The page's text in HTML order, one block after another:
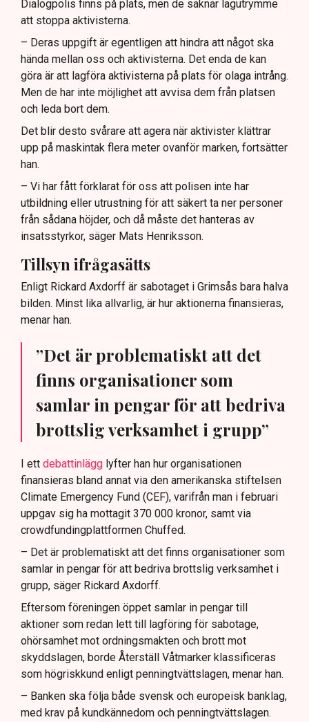
Dialogpolis finns på plats, men de saknar lagutrymme
att stoppa aktivisterna.
– Deras uppgift är egentligen att hindra att något ska
hända mellan oss och aktivisterna. Det enda de kan
göra är att lagföra aktivisterna på plats för olaga intrång.
Men de har inte möjlighet att avvisa dem från platsen
och leda bort dem.
Det blir desto svårare att agera när aktivister klättrar
upp på maskintak flera meter ovanför marken, fortsätter
han.
– Vi har fått förklarat för oss att polisen inte har
utbildning eller utrustning för att säkert ta ner personer
från sådana höjder, och då måste det hanteras av
insatsstyrkor, säger Mats Henriksson.
Tillsyn ifrågasätts
Enligt Rickard Axdorff är sabotaget i Grimsås bara halva
bilden. Minst lika allvarlig, är hur aktionerna finansieras,
menar han.
”Det är problematiskt att det
finns organisationer som
samlar in pengar för att bedriva
brottslig verksamhet i grupp”
I ett debattinlägg lyfter han hur organisationen
finansieras bland annat via den amerikanska stiftelsen
Climate Emergency Fund (CEF), varifrån man i februari
uppgav sig ha mottagit 370 000 kronor, samt via
crowdfundingplattformen Chuffed.
– Det är problematiskt att det finns organisationer som
samlar in pengar för att bedriva brottslig verksamhet i
grupp, säger Rickard Axdorff.
Eftersom föreningen öppet samlar in pengar till
aktioner som redan lett till lagföring för sabotage,
ohörsamhet mot ordningsmakten och brott mot
skyddslagen, borde Återställ Våtmarker klassificeras
som högriskkund enligt penningtvättslagen, menar han.
– Banken ska följa både svensk och europeisk banklag,
med krav på kundkännedom och penningtvättslagen.